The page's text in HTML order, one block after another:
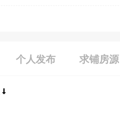
个人发布 求铺房源